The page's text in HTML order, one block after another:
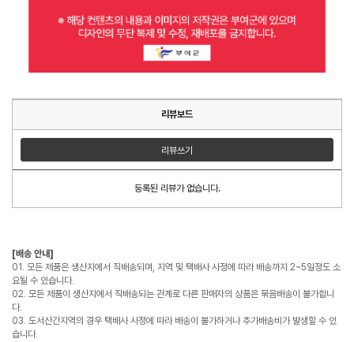
리뷰보드
리뷰쓰기
등록된 리뷰가 없습니다.
[배송 안내]
01. 모든 제품은 생산지에서 직배송되며, 지역 및 택배사 사정에 따라 배송까지 2~5일정도 소
요될 수 있습니다.
02. 모든 제품이 생산지에서 직배송되는 관계로 다른 판매자의 상품은 묶음배송이 불가합니
다.
03. 도서산간지역의 경우 택배사 사정에 따라 배송이 불가하거나 추가배송비가 발생할 수 있
습니다.